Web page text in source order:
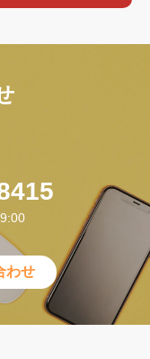
わせ